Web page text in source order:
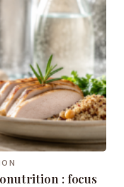
: focus